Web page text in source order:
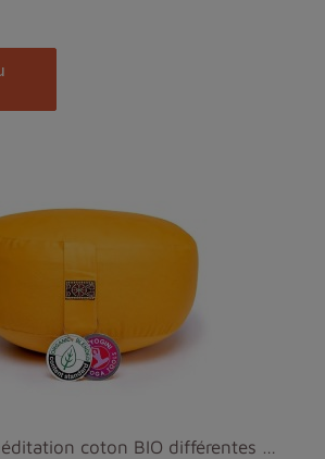
Coussin de méditation coton BIO différentes couleurs